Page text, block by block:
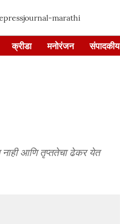
क्रीडा मनोरंजन संपादकीय
नाही आणि तृप्ततेचा ढेकर येत